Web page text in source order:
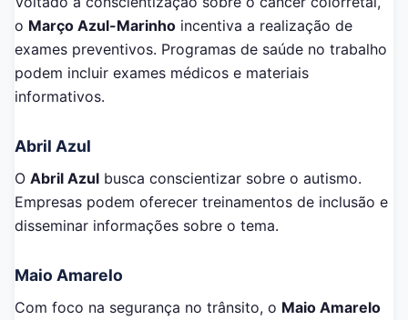
o Março Azul-Marinho incentiva a realização de
exames preventivos. Programas de saúde no trabalho
podem incluir exames médicos e materiais
informativos.
Abril Azul
O Abril Azul busca conscientizar sobre o autismo.
Empresas podem oferecer treinamentos de inclusão e
disseminar informações sobre o tema.
Maio Amarelo
Com foco na segurança no trânsito, o Maio Amarelo